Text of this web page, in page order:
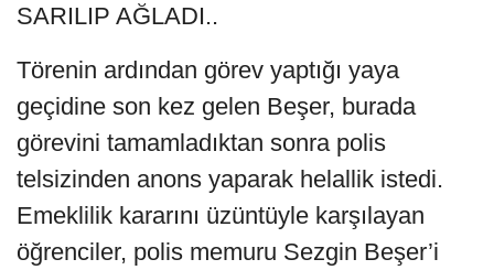
SARILIP AĞLADI..
Törenin ardından görev yaptığı yaya
geçidine son kez gelen Beşer, burada
görevini tamamladıktan sonra polis
telsizinden anons yaparak helallik istedi.
Emeklilik kararını üzüntüyle karşılayan
öğrenciler, polis memuru Sezgin Beşer’i